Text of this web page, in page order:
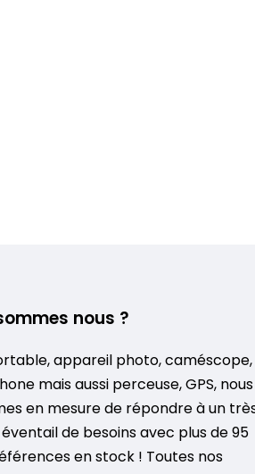
nous ?
appareil photo, caméscope,
mais aussi perceuse, GPS, nous
en mesure de répondre à un
de besoins avec plus de 95
en stock ! Toutes nos